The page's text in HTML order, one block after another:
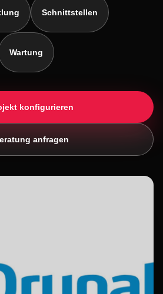
Schnittstellen
Wartung
konfigurieren
anfragen